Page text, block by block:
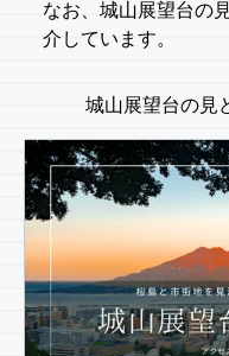
なお、城山展望台の
介しています。
城山展望台の見